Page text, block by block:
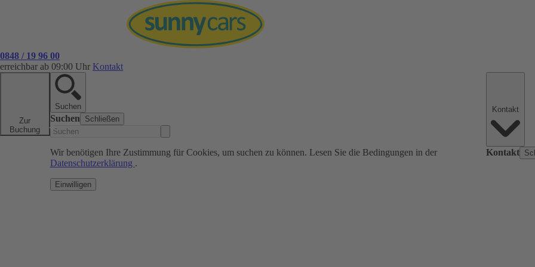
0848 / 19 96 00
erreichbar ab 09:00 Uhr Kontakt
Zur
Buchung
Suchen
Suchen Schließen
Wir benötigen Ihre Zustimmung für Cookies, um suchen zu können. Lesen Sie die Bedingungen in der
Datenschutzerklärung .
Einwilligen
Kontakt